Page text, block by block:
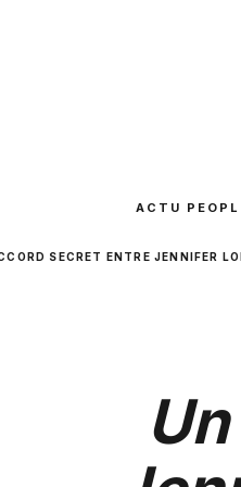
ACTU
SECRET ENTRE JENNIFER